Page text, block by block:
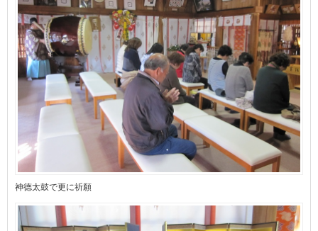
神德太鼓で更に祈願